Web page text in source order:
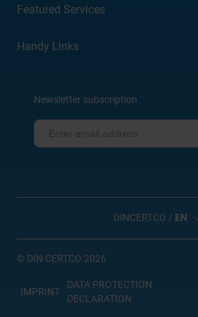
Featured Services
Handy Links
Newsletter subscription
© DIN CERTCO 2026
IMPRINT
DATA PROTECTION
DECLARATION
DINCERTCO / EN